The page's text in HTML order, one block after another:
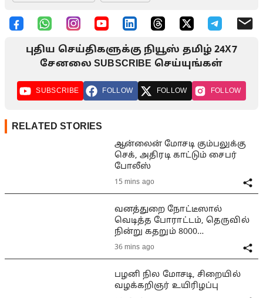
புதிய செய்திகளுக்கு நியூஸ் தமிழ் 24X7
சேனலை SUBSCRIBE செய்யுங்கள்
SUBSCRIBE FOLLOW FOLLOW FOLLOW
RELATED STORIES
ஆன்லைன் மோசடி கும்பலுக்கு
செக், அதிரடி காட்டும் சைபர்
போலீஸ்
15 mins ago
வனத்துறை நோட்டீஸால்
வெடித்த போராட்டம், தெருவில்
நின்று கதறும் 8000
குடும்பங்கள்
36 mins ago
பழனி நில மோசடி, சிறையில்
வழக்கறிஞர் உயிரிழப்பு